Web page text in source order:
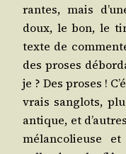
rantes, mais
doux, le bon, le
texte de
des proses
je ? Des proses !
vrais san­glots,
antique, et
mélan­co­lieuse